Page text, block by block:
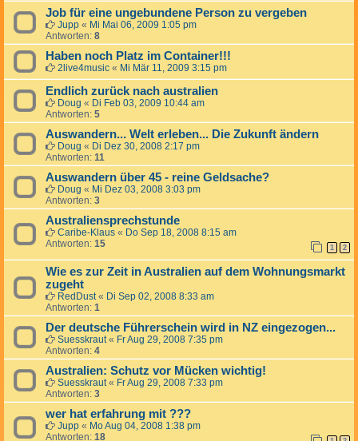
Job für eine ungebundene Person zu vergeben
Jupp « Mi Mai 06, 2009 1:05 pm
Antworten: 8
Haben noch Platz im Container!!!
2live4music « Mi Mär 11, 2009 3:15 pm
Endlich zurück nach australien
Doug « Di Feb 03, 2009 10:44 am
Antworten: 5
Auswandern... Welt erleben... Die Zukunft ändern
Doug « Di Dez 30, 2008 2:17 pm
Antworten: 11
Auswandern über 45 - reine Geldsache?
Doug « Mi Dez 03, 2008 3:03 pm
Antworten: 3
Australiensprechstunde
Caribe-Klaus « Do Sep 18, 2008 8:15 am
Antworten: 15 1 2
Wie es zur Zeit in Australien auf dem Wohnungsmarkt
zugeht
RedDust« Di Sep 02, 2008 8:33 am
Antworten: 1
Der deutsche Führerschein wird in NZ eingezogen...
Suesskraut« Fr Aug 29, 2008 7:35 pm
Antworten: 4
Australien: Schutz vor Mücken wichtig!
Suesskraut« Fr Aug 29, 2008 7:33 pm
Antworten: 3
wer hat erfahrung mit ???
Jupp « Mo Aug 04, 2008 1:38 pm
Antworten: 18